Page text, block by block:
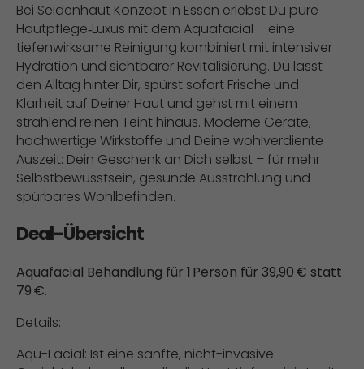
Bei Seidenhaut Konzept in Essen erlebst Du pure
Hautpflege‑Luxus mit dem Aquafacial – eine
tiefenwirksame Reinigung kombiniert mit intensiver
Hydration und sichtbarer Revitalisierung. Du lässt
den Alltag hinter Dir, spürst sofort Frische und
Klarheit auf Deiner Haut und gehst mit einem
strahlend reinen Teint hinaus. Moderne Geräte,
hochwertige Wirkstoffe und Deine wohlverdiente
Auszeit: Dein Geschenk an Dich selbst – für mehr
Selbstbewusstsein, gesunde Ausstrahlung und
spürbares Wohlbefinden.
Deal-Übersicht
Aquafacial Behandlung für 1 Person für 39,90 € statt
79 €.
Details:
Aqu-Facial: Ist eine sanfte, nicht-invasive